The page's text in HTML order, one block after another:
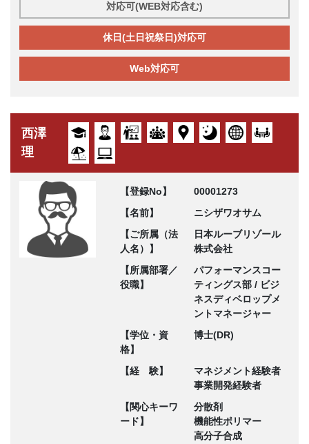
対応可(WEB対応含む)
休日(土日祝祭日)対応可
Web対応可
西澤
理
【登録No】
00001273
【名前】
ニシザワオサム
【ご所属（法
人名）】
日本ルーブリゾール
株式会社
【所属部署／
役職】
パフォーマンスコー
ティングス部 / ビジ
ネスディベロップメ
ントマネージャー
【学位・資
格】
博士(DR)
【経 験】
マネジメント経験者
事業開発経験者
【関心キーワ
ード】
分散剤
機能性ポリマー
高分子合成